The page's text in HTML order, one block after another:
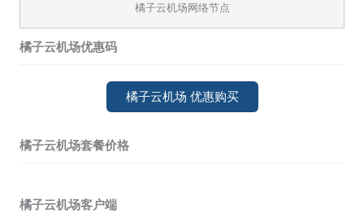
橘子云机场网络节点
橘子云机场优惠码
橘子云机场 优惠购买
橘子云机场套餐价格
橘子云机场客户端